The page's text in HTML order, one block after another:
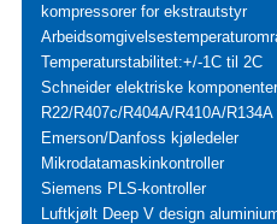
kompressorer for ekstrautstyr
Temperaturstabilitet:+/-1C til 2C
Schneider elektriske komponenter
R22/R407c/R404A/R410A/
Emerson/Danfoss kjøledeler
Mikrodatamaskinkontroller
Siemens PLS-kontroller
Luftkjølt Deep V design